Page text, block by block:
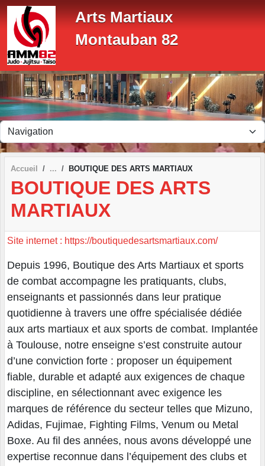
Arts Martiaux
Montauban 82
Accueil BOUTIQUE DES ARTS MARTIAUX
BOUTIQUE DES ARTS
MARTIAUX
Site internet : https://boutiquedesartsmartiaux.com/
Depuis 1996, Boutique des Arts Martiaux et sports
de combat accompagne les pratiquants, clubs,
enseignants et passionnés dans leur pratique
quotidienne à travers une offre spécialisée dédiée
aux arts martiaux et aux sports de combat. Implantée
à Toulouse, notre enseigne s’est construite autour
d’une conviction forte : proposer un équipement
fiable, durable et adapté aux exigences de chaque
discipline, en sélectionnant avec exigence les
marques de référence du secteur telles que Mizuno,
Adidas, Fujimae, Fighting Films, Venum ou Metal
Boxe. Au fil des années, nous avons développé une
expertise reconnue dans l’équipement des clubs et
Panneau de gestion des cookies